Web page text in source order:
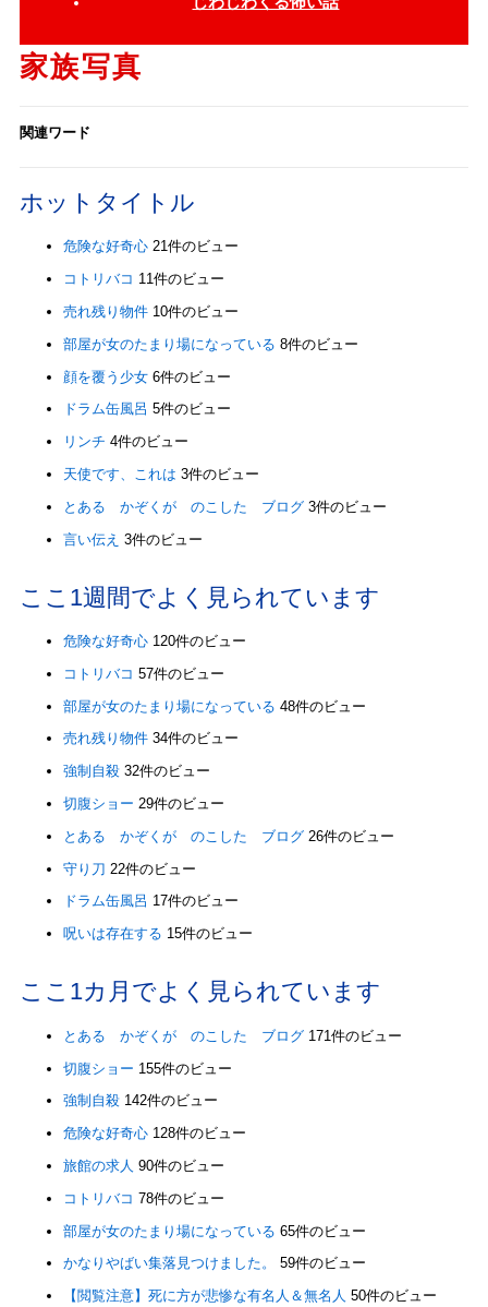
家族写真
関連ワード
ホットタイトル
危険な好奇心 21件のビュー
コトリバコ 11件のビュー
売れ残り物件 10件のビュー
部屋が女のたまり場になっている 8件のビュー
顔を覆う少女 6件のビュー
ドラム缶風呂 5件のビュー
リンチ 4件のビュー
天使です、これは 3件のビュー
とある かぞくが のこした ブログ 3件のビュー
言い伝え 3件のビュー
ここ1週間でよく見られています
危険な好奇心 120件のビュー
コトリバコ 57件のビュー
部屋が女のたまり場になっている 48件のビュー
売れ残り物件 34件のビュー
強制自殺 32件のビュー
切腹ショー 29件のビュー
とある かぞくが のこした ブログ 26件のビュー
守り刀 22件のビュー
ドラム缶風呂 17件のビュー
呪いは存在する 15件のビュー
ここ1カ月でよく見られています
とある かぞくが のこした ブログ 171件のビュー
切腹ショー 155件のビュー
強制自殺 142件のビュー
危険な好奇心 128件のビュー
旅館の求人 90件のビュー
コトリバコ 78件のビュー
部屋が女のたまり場になっている 65件のビュー
かなりやばい集落見つけました。
59件のビュー
【閲覧注意】死に方が悲惨な有名人＆無名人 50件のビュー